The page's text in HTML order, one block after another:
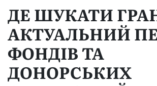
ДЕ ШУКАТИ
АКТУАЛЬНИЙ
ФОНДІВ ТА
ДОНОРСЬКИХ